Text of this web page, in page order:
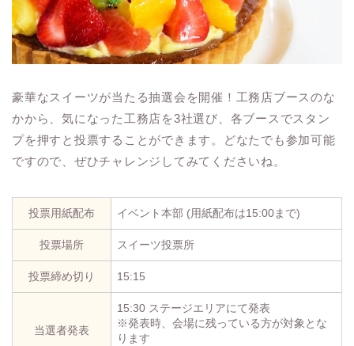
豪華なスイーツが当たる抽選会を開催！工務店ブースのな
かから、気になった工務店を3社選び、各ブースでスタン
プを押すと投票することができます。どなたでも参加可能
ですので、ぜひチャレンジしてみてくださいね。
投票用紙配布 イベント本部 (用紙配布は15:00まで)
投票場所 スイーツ投票所
投票締め切り 15:15
当選者発表
15:30 ステージエリアにて発表
※発表時、会場に残っている方が対象とな
ります